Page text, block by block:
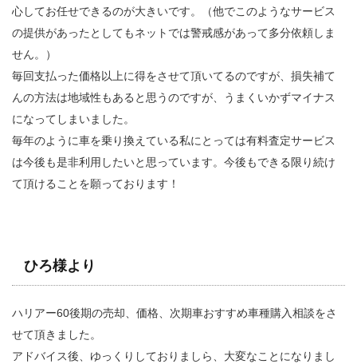
心してお任せできるのが大きいです。（他でこのようなサービス
の提供があったとしてもネットでは警戒感があって多分依頼しま
せん。）
毎回支払った価格以上に得をさせて頂いてるのですが、損失補て
んの方法は地域性もあると思うのですが、うまくいかずマイナス
になってしまいました。
毎年のように車を乗り換えている私にとっては有料査定サービス
は今後も是非利用したいと思っています。今後もできる限り続け
て頂けることを願っております！
ひろ様より
ハリアー60後期の売却、価格、次期車おすすめ車種購入相談をさ
せて頂きました。
アドバイス後、ゆっくりしておりましら、大変なことになりまし